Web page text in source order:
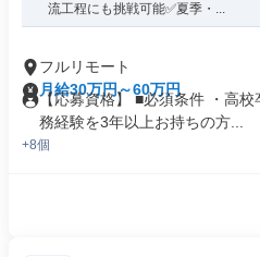
流工程にも挑戦可能✅夏季・...
フルリモート
月給30万円～60万円
【応募資格】 ■必須条件 ・高
務経験を3年以上お持ちの方...
+8個